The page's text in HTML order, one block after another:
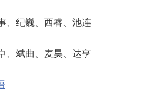
、纪巍、西睿、池连
、斌曲、麦昊、达亨